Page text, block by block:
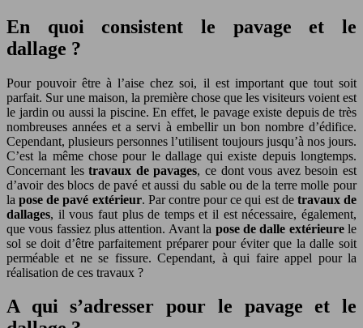
En quoi consistent le pavage et le
dallage ?
Pour pouvoir être à l’aise chez soi, il est important que tout soit
parfait. Sur une maison, la première chose que les visiteurs voient est
le jardin ou aussi la piscine. En effet, le pavage existe depuis de très
nombreuses années et a servi à embellir un bon nombre d’édifice.
Cependant, plusieurs personnes l’utilisent toujours jusqu’à nos jours.
C’est la même chose pour le dallage qui existe depuis longtemps.
Concernant lestravaux de pavages, ce dont vous avez besoin est
d’avoir des blocs de pavé et aussi du sable ou de la terre molle pour
la pose de pavé extérieur. Par contre pour ce qui est de travaux de
dallages, il vous faut plus de temps et il est nécessaire, également,
que vous fassiez plus attention. Avant la pose de dalle extérieurele
sol se doit d’être parfaitement préparer pour éviter que la dalle soit
perméable et ne se fissure. Cependant, à qui faire appel pour la
réalisation de ces travaux ?
A qui s’adresser pour le pavage et le